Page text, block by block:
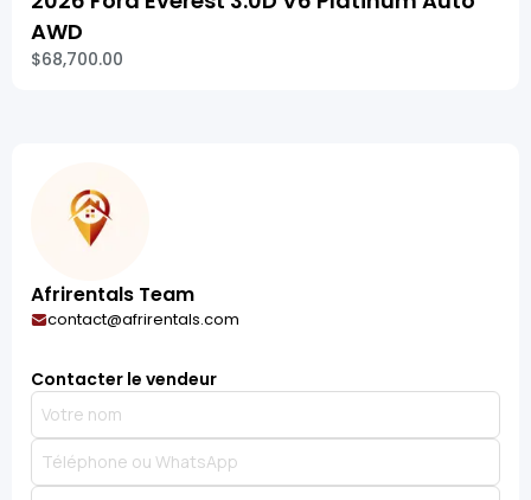
AWD
$68,700.00
Afrirentals Team
contact@afrirentals.com
Contacter le vendeur